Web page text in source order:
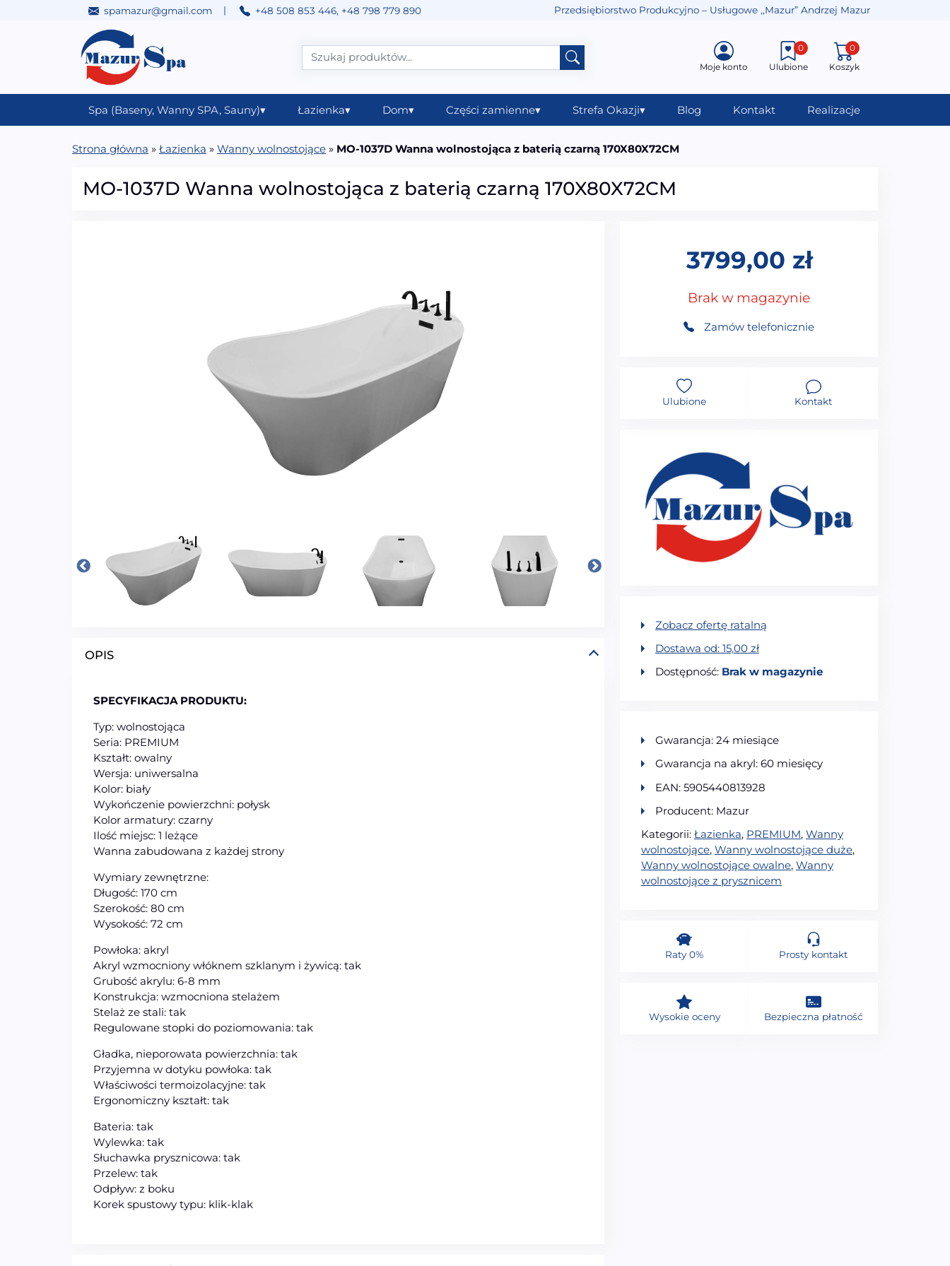
spamazur@gmail.com | +48 508 853 446, +48 798 779 890 Przedsiębiorstwo Produkcyjno – Usługowe ,,Mazur” Andrzej Mazur
Main Navigation Moje konto Ulubione
0
Koszyk
0
Spa (Baseny, Wanny SPA, Sauny)▾ Łazienka▾ Dom▾ Części zamienne▾ Strefa Okazji▾ Blog Kontakt Realizacje
Strona główna » Łazienka » Wanny wolnostojące » MO-1037D Wanna wolnostojąca z baterią czarną 170X80X72CM
MO-1037D Wanna wolnostojąca z baterią czarną 170X80X72CM
OPIS
SPECYFIKACJA PRODUKTU:
Typ: wolnostojąca
Seria: PREMIUM
Kształt: owalny
Wersja: uniwersalna
Kolor: biały
Wykończenie powierzchni: połysk
Kolor armatury: czarny
Ilość miejsc: 1 leżące
Wanna zabudowana z każdej strony
Wymiary zewnętrzne:
Długość: 170 cm
Szerokość: 80 cm
Wysokość: 72 cm
Powłoka: akryl
Akryl wzmocniony włóknem szklanym i żywicą: tak
Grubość akrylu: 6-8 mm
Konstrukcja: wzmocniona stelażem
Stelaż ze stali: tak
Regulowane stopki do poziomowania: tak
Gładka, nieporowata powierzchnia: tak
Przyjemna w dotyku powłoka: tak
Właściwości termoizolacyjne: tak
Ergonomiczny kształt: tak
Bateria: tak
Wylewka: tak
Słuchawka prysznicowa: tak
Przelew: tak
Odpływ: z boku
Korek spustowy typu: klik-klak
3799,00 zł
Brak w magazynie
Zamów telefonicznie
Ulubione Kontakt
Zobacz ofertę ratalną
Dostawa od: 15,00 zł
Dostępność: Brak w magazynie
Gwarancja: 24 miesiące
Gwarancja na akryl: 60 miesięcy
EAN: 5905440813928
Producent: Mazur
Kategorii: Łazienka, PREMIUM, Wanny
wolnostojące, Wanny wolnostojące duże,
Wanny wolnostojące owalne, Wanny
wolnostojące z prysznicem
Raty 0% Prosty kontakt
Wysokie oceny Bezpieczna płatność